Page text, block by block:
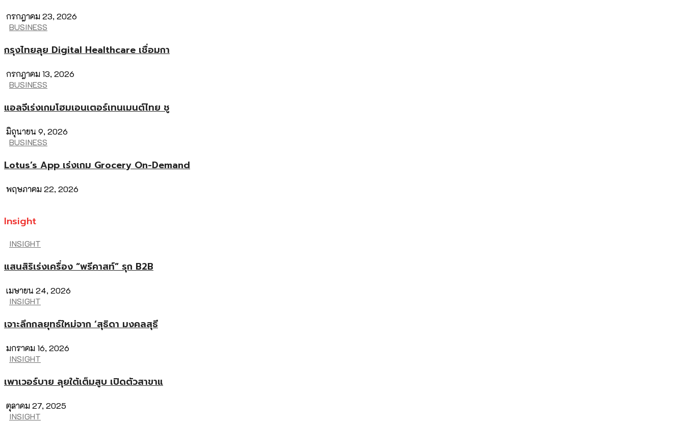
กรกฎาคม 23, 2026
BUSINESS
กรุงไทยลุย Digital Healthcare เชื่อมกา
กรกฎาคม 13, 2026
BUSINESS
แอลจีเร่งเกมโฮมเอนเตอร์เทนเมนต์ไทย ชู
มิถุนายน 9, 2026
BUSINESS
Lotus’s App เร่งเกม Grocery On-Demand
พฤษภาคม 22, 2026
Insight
INSIGHT
แสนสิริเร่งเครื่อง “พรีคาสท์” รุก B2B
เมษายน 24, 2026
INSIGHT
เจาะลึกกลยุทธ์ใหม่จาก ‘สุธิดา มงคลสุธี
มกราคม 16, 2026
INSIGHT
เพาเวอร์บาย ลุยใต้เต็มสูบ เปิดตัวสาขาแ
ตุลาคม 27, 2025
INSIGHT